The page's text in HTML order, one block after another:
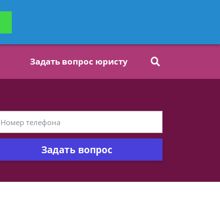
Задать вопрос юристу
Задать вопрос